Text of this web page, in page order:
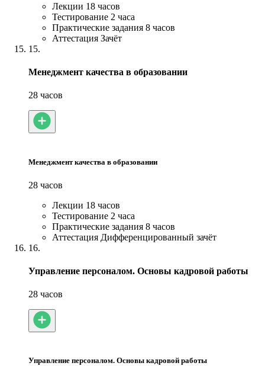
Лекции 18 часов
Тестирование 2 часа
Практические задания 8 часов
Аттестация Зачёт
15.
Менеджмент качества в образовании
28 часов
Менеджмент качества в образовании
28 часов
Лекции 18 часов
Тестирование 2 часа
Практические задания 8 часов
Аттестация Дифференцированный зачёт
16.
Управление персоналом. Основы кадровой работы
28 часов
Управление персоналом. Основы кадровой работы